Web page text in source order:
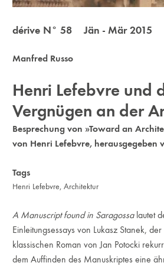
dérive N° 58 Jän - Mär 2015
Manfred Russo
Henri Lefebvre und
Vergnügen an der
Besprechung von »Toward an
von Henri Lefebvre, herausgegeben
Tags
Henri Lefebvre,Architektur
A Manuscript found in Saragossalautet
Einleitungsessays von Lukasz Stanek,
klassischen Roman von Jan Potocki
dem Auffinden des Manuskriptes eine